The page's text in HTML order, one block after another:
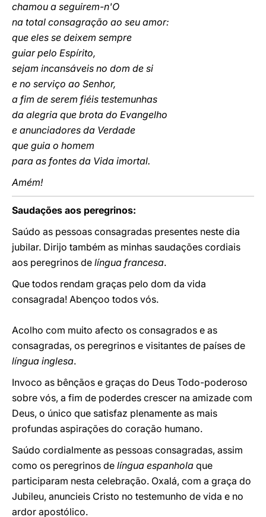
chamou a seguirem-n'O
na total consagração ao seu amor:
que eles se deixem sempre
guiar pelo Espírito,
sejam incansáveis no dom de si
e no serviço ao Senhor,
a fim de serem fiéis testemunhas
da alegria que brota do Evangelho
e anunciadores da Verdade
que guia o homem
para as fontes da Vida imortal.
Amém!
Saudações aos peregrinos:
Saúdo as pessoas consagradas presentes neste dia
jubilar. Dirijo também as minhas saudações cordiais
aos peregrinos de língua francesa.
Que todos rendam graças pelo dom da vida
consagrada! Abençoo todos vós.
Acolho com muito afecto os consagrados e as
consagradas, os peregrinos e visitantes de países de
língua inglesa.
Invoco as bênçãos e graças do Deus Todo-poderoso
sobre vós, a fim de poderdes crescer na amizade com
Deus, o único que satisfaz plenamente as mais
profundas aspirações do coração humano.
Saúdo cordialmente as pessoas consagradas, assim
como os peregrinos de língua espanhola que
participaram nesta celebração. Oxalá, com a graça do
Jubileu, anuncieis Cristo no testemunho de vida e no
ardor apostólico.